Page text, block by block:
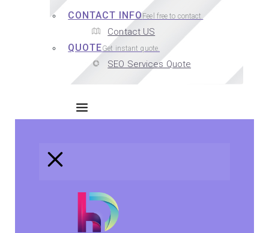
CONTACT INFOFeel free to contact.
Contact US
QUOTEGet instant quote.
SEO Services Quote